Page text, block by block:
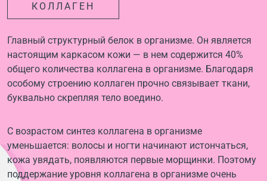
КОЛЛАГЕН
Главный структурный белок в организме. Он является
настоящим каркасом кожи — в нем содержится 40%
общего количества коллагена в организме. Благодаря
особому строению коллаген прочно связывает ткани,
буквально скрепляя тело воедино.
С возрастом синтез коллагена в организме
уменьшается: волосы и ногти начинают истончаться,
кожа увядать, появляются первые морщинки. Поэтому
поддержание уровня коллагена в организме очень